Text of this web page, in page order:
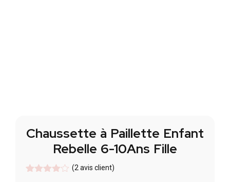
Chaussette à Paillette Enfant
Rebelle 6-10Ans Fille
(2 avis client)